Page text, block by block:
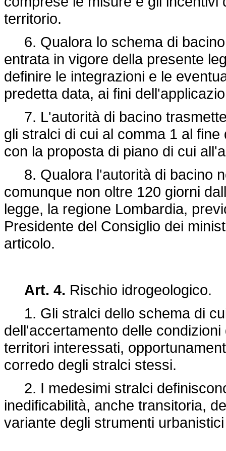
territorio.
6. Qualora lo schema di bacino
entrata in vigore della presente
definire le integrazioni e le
predetta data, ai fini
7. L'autorità di bacino
gli stralci di cui al comma 1 al
con la proposta di piano di cui
8. Qualora l'autorità di bacino
comunque non oltre 120 giorni
legge, la regione Lombardia,
Presidente del Consiglio dei
articolo.
Art. 4. Rischio idrogeologico.
1. Gli stralci dello schema di
dell'accertamento delle
territori interessati,
corredo degli stralci stessi.
2. I medesimi stralci
inedificabilità, anche transitoria,
variante degli strumenti